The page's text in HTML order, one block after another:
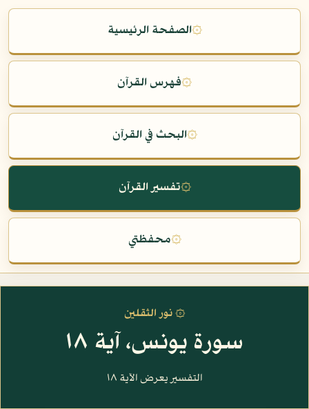
۞الصفحة الرئيسية
۞فهرس القرآن
۞البحث في القرآن
۞تفسير القرآن
۞محفظتي
۞ نور الثقلين
سورة يونس، آية ١٨
التفسير يعرض الآية ١٨